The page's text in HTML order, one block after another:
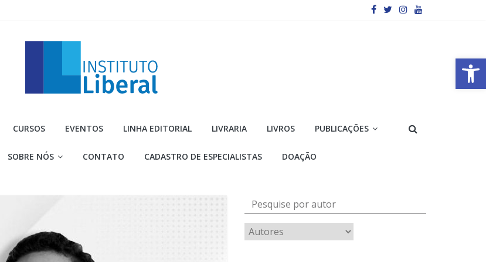
Barra de Ferramentas Aberta
Liberal
importante
da
CURSOS EVENTOS LINHA EDITORIAL LIVRARIA LIVROS PUBLICAÇÕES
SOBRE NÓS CONTATO CADASTRO DE ESPECIALISTAS DOAÇÃO
Pesquise por autor